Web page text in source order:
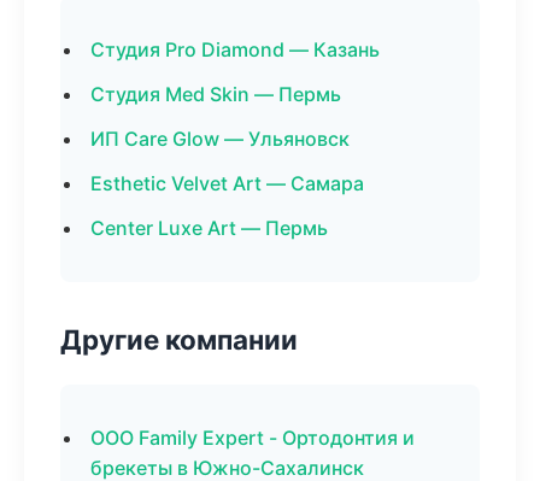
Студия Pro Diamond — Казань
Студия Med Skin — Пермь
ИП Care Glow — Ульяновск
Esthetic Velvet Art — Самара
Center Luxe Art — Пермь
Другие компании
ООО Family Expert - Ортодонтия и
брекеты в Южно-Сахалинск